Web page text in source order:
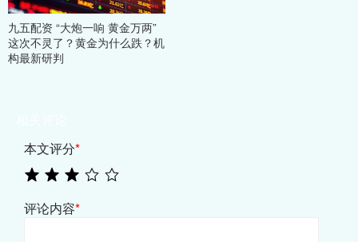
九五配资 “大炮一响 黄金万两”
这次不灵了？黄金为什么跌？机
构最新研判
本文评分*
评论内容*